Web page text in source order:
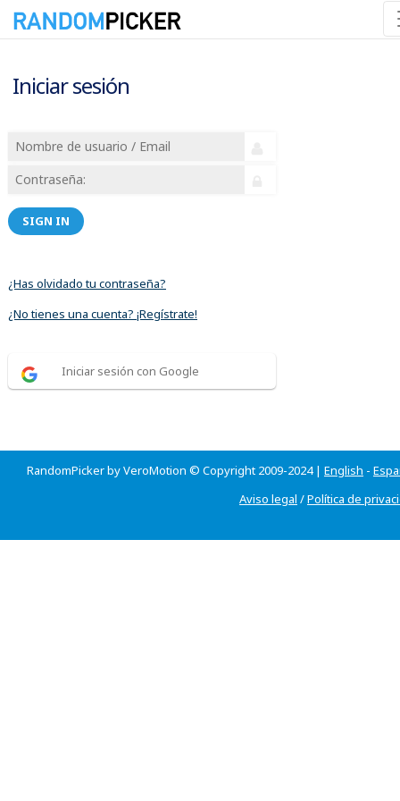
Iniciar sesión
SIGN IN
¿Has olvidado tu contraseña?
¿No tienes una cuenta? ¡Regístrate!
Iniciar sesión con Google
RandomPicker by VeroMotion © Copyright 2009-2024 | English -
Aviso legal /Política de